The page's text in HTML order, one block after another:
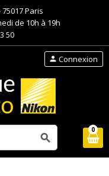
Paris
de 10h à 19h
50
search
person Connexion
0